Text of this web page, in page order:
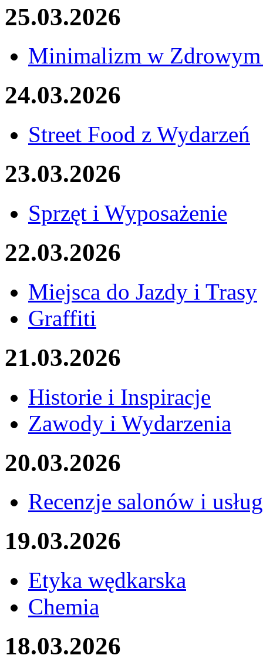
25.03.2026
Minimalizm w
24.03.2026
Street Food z Wydarzeń
23.03.2026
Sprzęt i Wyposażenie
22.03.2026
Miejsca do Jazdy i Trasy
Graffiti
21.03.2026
Historie i Inspiracje
Zawody i Wydarzenia
20.03.2026
Recenzje salonów i
19.03.2026
Etyka wędkarska
Chemia
18.03.2026